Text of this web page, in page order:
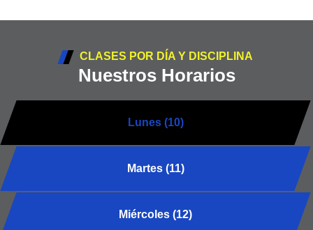
CLASES POR DÍA Y DISCIPLINA
Nuestros Horarios
Lunes (10)
Martes (11)
Miércoles (12)